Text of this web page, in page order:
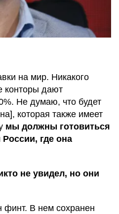
на мир. Никакого
конторы дают
Не думаю, что будет
которая также имеет
мы должны готовиться
где она
не увидел, но они
финт. В нем сохранен